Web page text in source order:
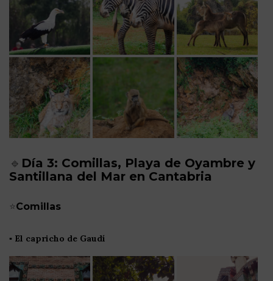
🔹 Día 3: Comillas, Playa de Oyambre y
Santillana del Mar en Cantabria
⭐Comillas
▪️ El capricho de Gaudí